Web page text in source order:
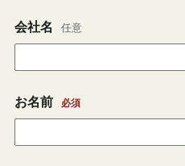
会社名 任意
お名前 必須